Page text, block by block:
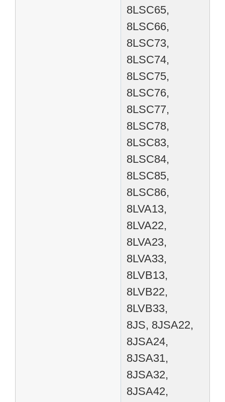
8LSC65,
8LSC66,
8LSC73,
8LSC74,
8LSC75,
8LSC76,
8LSC77,
8LSC78,
8LSC83,
8LSC84,
8LSC85,
8LSC86,
8LVA13,
8LVA22,
8LVA23,
8LVA33,
8LVB13,
8LVB22,
8LVB33,
8JS, 8JSA22,
8JSA24,
8JSA31,
8JSA32,
8JSA42,